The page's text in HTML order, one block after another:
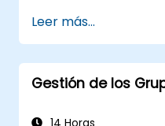
Impulsar
organizacional
cambio.
Leer más...
Gestión de los
14 Horas